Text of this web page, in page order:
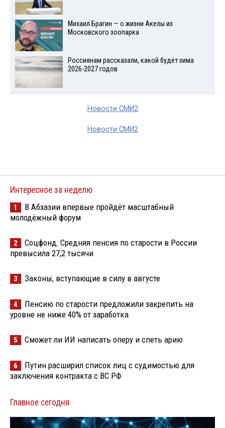
Михаил Брагин — о жизни Акелы из
Московского зоопарка
Россиянам рассказали, какой будет зима
2026-2027 годов
Новости СМИ2
Новости СМИ2
Интересное за неделю
1
В Абхазии впервые пройдёт масштабный
молодёжный форум
2
Соцфонд: Средняя пенсия по старости в России
превысила 27,2 тысячи
3 Законы, вступающие в силу в августе
4
Пенсию по старости предложили закрепить на
уровне не ниже 40% от заработка
5 Сможет ли ИИ написать оперу и спеть арию
6
Путин расширил список лиц с судимостью для
заключения контракта с ВС РФ
Главное сегодня